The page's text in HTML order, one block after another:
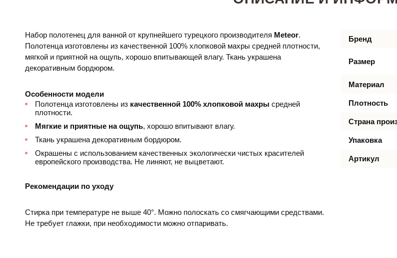
Набор полотенец для ванной от крупнейшего турецкого производителя Meteor.
Полотенца изготовлены из качественной 100% хлопковой махры средней плотности,
мягкой и приятной на ощупь, хорошо впитывающей влагу. Ткань украшена
декоративным бордюром.
Особенности модели
Полотенца изготовлены из качественной 100% хлопковой махры средней
плотности.
Мягкие и приятные на ощупь, хорошо впитывают влагу.
Ткань украшена декоративным бордюром.
Окрашены с использованием качественных экологически чистых красителей
европейского производства. Не линяют, не выцветают.
Рекомендации по уходу
Стирка при температуре не выше 40°. Можно полоскать со смягчающими средствами.
Не требует глажки, при необходимости можно отпаривать.
Бренд
Размер
Материал
Плотность
Страна
Упаковка
Артикул